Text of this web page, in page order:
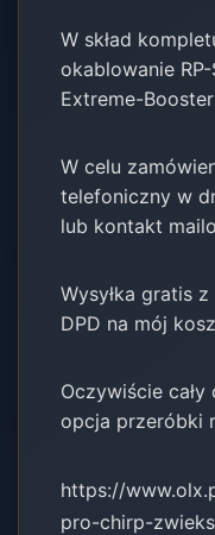
W skład
okablowanie
Extreme-
W celu
telefoniczny w
lub kontakt
Wysyłka gratis
DPD na mój
Oczywiście
opcja przeróbki
https://
pro-chirp-